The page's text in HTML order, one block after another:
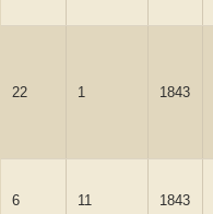
22 1 1843
6 11 1843